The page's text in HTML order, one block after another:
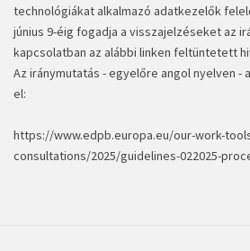
technológiákat alkalmazó adatkezelők
június 9-éig fogadja a visszajelzéseket az
kapcsolatban az alábbi linken feltüntetett
Az iránymutatás - egyelőre angol nyelven
el:
https://www.edpb.europa.eu/our-work-
consultations/2025/guidelines-022025-